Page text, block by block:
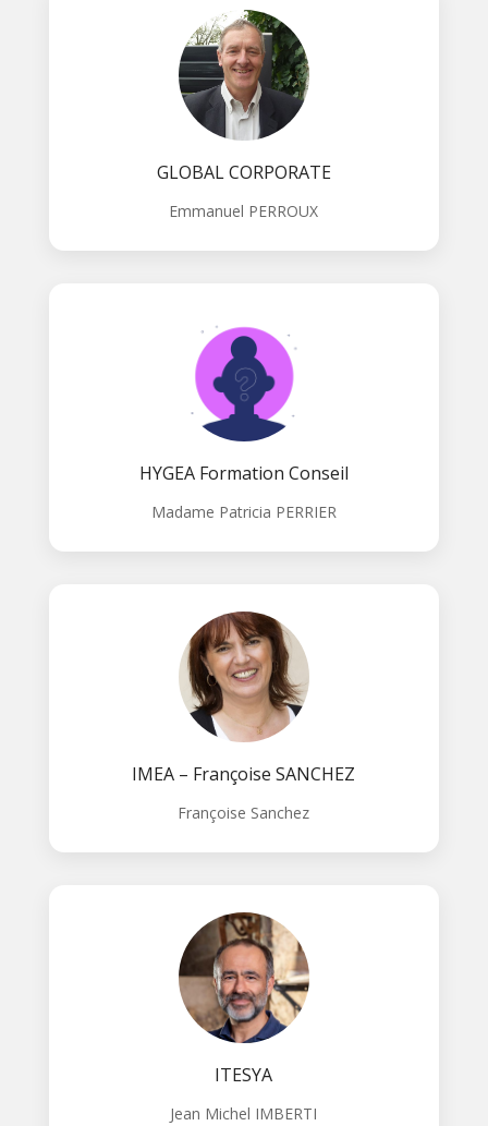
GLOBAL CORPORATE
Emmanuel PERROUX
HYGEA Formation Conseil
Madame Patricia PERRIER
IMEA – Françoise SANCHEZ
Françoise Sanchez
ITESYA
Jean Michel IMBERTI